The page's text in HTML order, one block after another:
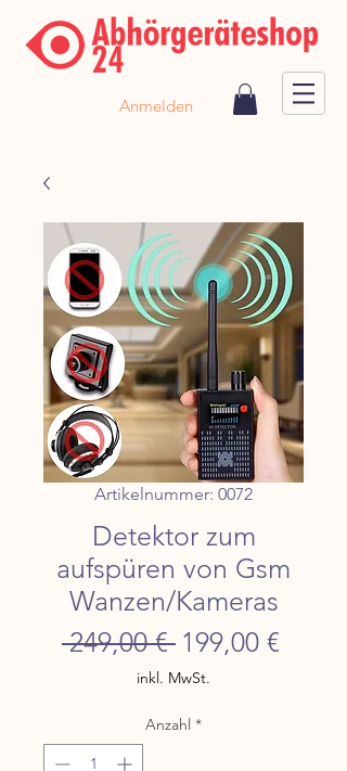
Anmelden
Artikelnummer: 0072
Detektor zum
aufspüren von Gsm
Wanzen/Kameras
249,00 € Standardpreis
199,00 €
inkl. MwSt.
Anzahl *